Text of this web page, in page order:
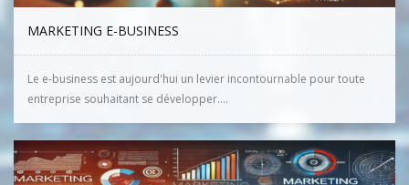
MARKETING E-BUSINESS
Le e-business est aujourd'hui un levier incontournable pour toute
entreprise souhaitant se développer....